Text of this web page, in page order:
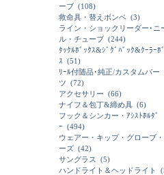
ーブ (108)
救命具・替えボンベ (3)
ライン・ショックリーダー･ニ
ル・チューブ (244)
ﾀｯｸﾙﾎﾞｯｸｽ&ｼﾞｸﾞﾊﾞｯｸ&ｸｰﾗｰﾎ
ｽ (51)
ﾘｰﾙ付随品･純正/カスタムパー
ツ (72)
アクセサリー (66)
ナイフ＆包丁&締め具 (6)
フック＆シンカー・ｱｼｽﾄﾎﾙﾀﾞ
ｰ (494)
ウェアー・キップ・グローブ・
ーズ (42)
サングラス
(5)
ハンドライト＆ヘッドライト